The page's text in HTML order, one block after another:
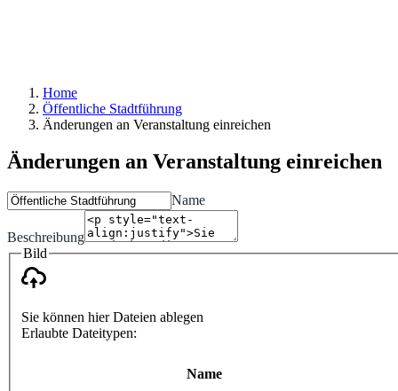
Home
Öffentliche Stadtführung
Änderungen an Veranstaltung einreichen
Änderungen an Veranstaltung einreichen
Name
Beschreibung
Bild
Sie können hier Dateien ablegen
Erlaubte Dateitypen:
Name